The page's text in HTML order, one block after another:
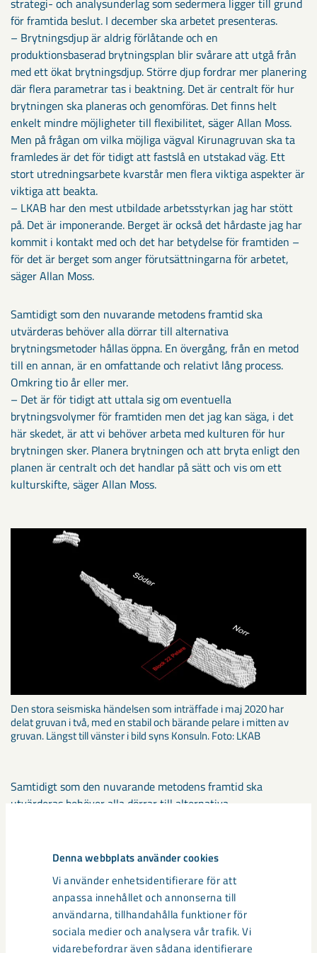
Denna webbplats använder cookies
Vi använder enhetsidentifierare för att
anpassa innehållet och annonserna till
användarna, tillhandahålla funktioner för
sociala medier och analysera vår trafik. Vi
vidarebefordrar även sådana identifierare
strategi- och analysunderlag som sedermera ligger till grund
för framtida beslut. I december ska arbetet presenteras.
– Brytningsdjup är aldrig förlåtande och en
produktionsbaserad brytningsplan blir svårare att utgå från
med ett ökat brytningsdjup. Större djup fordrar mer planering
där flera parametrar tas i beaktning. Det är centralt för hur
brytningen ska planeras och genomföras. Det finns helt
enkelt mindre möjligheter till flexibilitet, säger Allan Moss.
Men på frågan om vilka möjliga vägval Kirunagruvan ska ta
framledes är det för tidigt att fastslå en utstakad väg. Ett
stort utredningsarbete kvarstår men flera viktiga aspekter är
viktiga att beakta.
– LKAB har den mest utbildade arbetsstyrkan jag har stött
på. Det är imponerande. Berget är också det hårdaste jag har
kommit i kontakt med och det har betydelse för framtiden –
för det är berget som anger förutsättningarna för arbetet,
säger Allan Moss.
Samtidigt som den nuvarande metodens framtid ska
utvärderas behöver alla dörrar till alternativa
brytningsmetoder hållas öppna. En övergång, från en metod
till en annan, är en omfattande och relativt lång process.
Omkring tio år eller mer.
– Det är för tidigt att uttala sig om eventuella
brytningsvolymer för framtiden men det jag kan säga, i det
här skedet, är att vi behöver arbeta med kulturen för hur
brytningen sker. Planera brytningen och att bryta enligt den
planen är centralt och det handlar på sätt och vis om ett
kulturskifte, säger Allan Moss.
Den stora seismiska händelsen som inträffade i maj 2020 har
delat gruvan i två, med en stabil och bärande pelare i mitten av
gruvan. Längst till vänster i bild syns Konsuln. Foto: LKAB
Samtidigt som den nuvarande metodens framtid ska
utvärderas behöver alla dörrar till alternativa
Omkring tio år eller mer.
brytningsvolymer för framtiden men det jag kan säga, i det
här skedet, är att vi behöver arbeta med kulturen för hur
brytningen sker. Planera brytningen och att bryta enligt den
planen är centralt och det handlar på sätt och vis om ett